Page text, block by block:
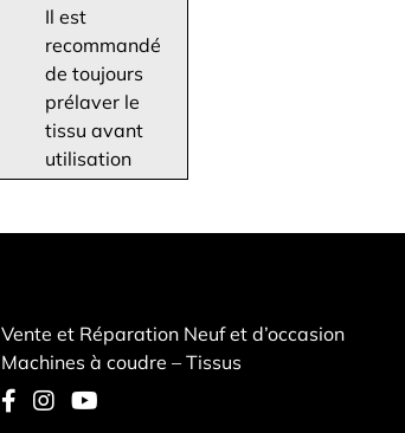
Il est
recommandé
de toujours
prélaver le
tissu avant
utilisation
Vente et Réparation Neuf et d’occasion
Machines à coudre – Tissus